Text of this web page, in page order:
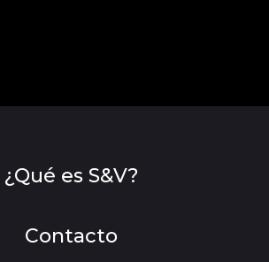
¿Qué es S&V?
Contacto